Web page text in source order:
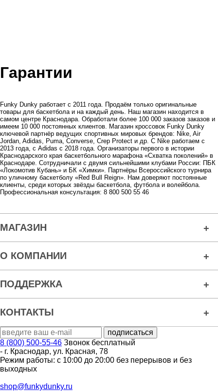
Гарантии
Funky Dunky работает с 2011 года. Продаём только оригинальные
товары для баскетбола и на каждый день. Наш магазин находится в
самом центре Краснодара. Обработали более 100 000 заказов заказов и
имеем 10 000 постоянных клиентов. Магазин кроссовок Funky Dunky
ключевой партнёр ведущих спортивных мировых брендов: Nike, Air
Jordan, Adidas, Puma, Converse, Crep Protect и др. С Nike работаем с
2013 года, с Adidas с 2018 года. Организаторы первого в истории
Краснодарского края баскетбольного марафона «Схватка поколений» в
Краснодаре. Сотрудничали с двумя сильнейшими клубами России: ПБК
«Локомотив Кубань» и БК «Химки». Партнёры Всероссийского турнира
по уличному баскетболу «Red Bull Reign». Нам доверяют постоянные
клиенты, среди которых звёзды баскетбола, футбола и волейбола.
Профессиональная консультация: 8 800 500 55 46
МАГАЗИН
О КОМПАНИИ
ПОДДЕРЖКА
КОНТАКТЫ
8 (800) 500-55-46 Звонок бесплатный
- г. Краснодар, ул. Красная, 78
Режим работы: с 10:00 до 20:00 без перерывов и без
выходных
shop@funkydunky.ru